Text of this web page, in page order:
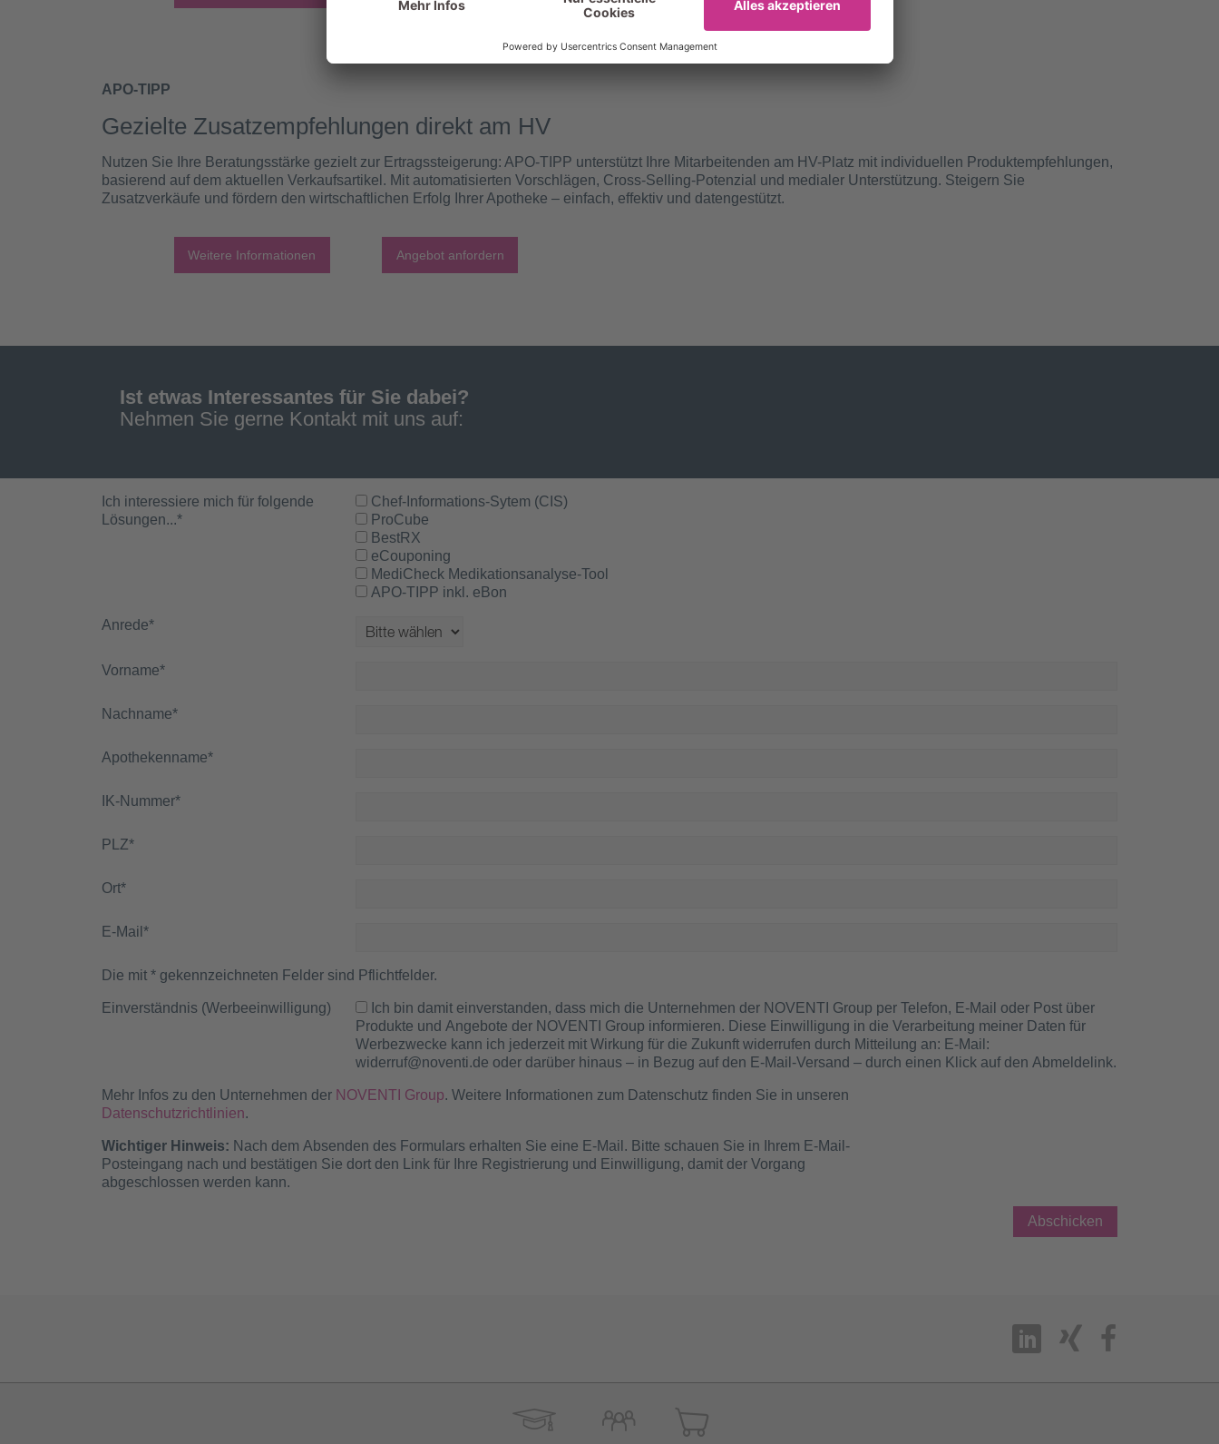
APO-TIPP
Gezielte Zusatzempfehlungen direkt am HV
Nutzen Sie Ihre Beratungsstärke gezielt zur Ertragssteigerung: APO-TIPP unterstützt Ihre Mitarbeitenden am HV-Platz mit individuellen Produktempfehlungen,
basierend auf dem aktuellen Verkaufsartikel. Mit automatisierten Vorschlägen, Cross-Selling-Potenzial und medialer Unterstützung. Steigern Sie
Zusatzverkäufe und fördern den wirtschaftlichen Erfolg Ihrer Apotheke – einfach, effektiv und datengestützt.
Weitere Informationen Angebot anfordern
Ist etwas Interessantes für Sie dabei?
Nehmen Sie gerne Kontakt mit uns auf:
Ich interessiere mich für folgende
Lösungen...*
Chef-Informations-Sytem (CIS)
ProCube
BestRX
eCouponing
MediCheck Medikationsanalyse-Tool
APO-TIPP inkl. eBon
Anrede*
Vorname*
Nachname*
Apothekenname*
IK-Nummer*
PLZ*
Ort*
E-Mail *
Die mit * gekennzeichneten Felder sind Pflichtfelder.
Einverständnis (Werbeeinwilligung)
Produkte und Angebote der NOVENTI Group informieren. Diese Einwilligung in die Verarbeitung meiner Daten für
Werbezwecke kann ich jederzeit mit Wirkung für die Zukunft widerrufen durch Mitteilung an: E-Mail:
widerruf@noventi.de oder darüber hinaus – in Bezug auf den E-Mail-Versand – durch einen Klick auf den Abmeldelink.
Mehr Infos zu den Unternehmen der NOVENTI Group. Weitere Informationen zum Datenschutz finden Sie in unseren
Datenschutzrichtlinien.
Wichtiger Hinweis: Nach dem Absenden des Formulars erhalten Sie eine E-Mail. Bitte schauen Sie in Ihrem E-Mail-
Posteingang nach und bestätigen Sie dort den Link für Ihre Registrierung und Einwilligung, damit der Vorgang
abgeschlossen werden kann.